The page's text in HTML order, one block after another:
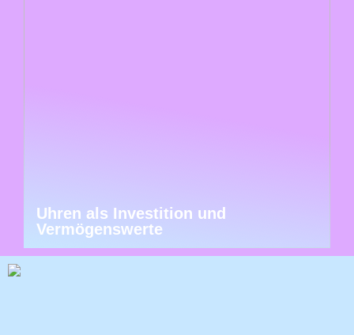
Uhren als Investition und
Vermögenswerte